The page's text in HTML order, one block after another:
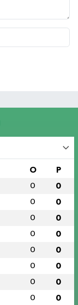
O P
0 0
0 0
0 0
0 0
0 0
0 0
0 0
0 0